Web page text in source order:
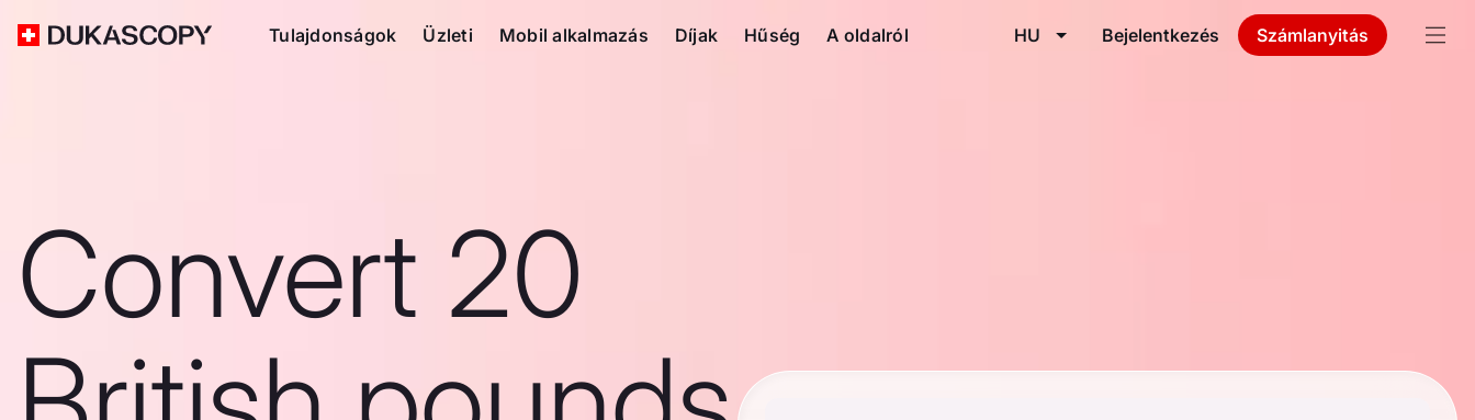
Tulajdonságok Üzleti Mobil alkalmazás Díjak Hűség A oldalról HU Bejelentkezés Számlanyitás
Convert 20